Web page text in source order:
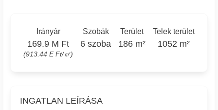
Irányár
169.9 M Ft
(913.44 E Ft/㎡)
Szobák
6 szoba
Terület
186 m²
Telek terület
1052 m²
INGATLAN LEÍRÁSA